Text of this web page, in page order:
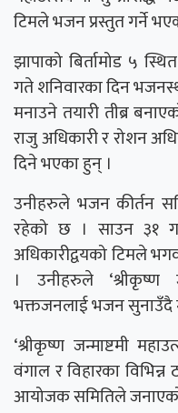
टिमले भजन प्रस्तुत गर्ने
झापाको बिर्तामोड ५
गते शनिवारका दिन
मनाउने तयारी तीब्र
राजु अधिकारी र रोशन
दिने भएका हुन् ।
उनीहरुले भजन कीर्तन
रहेको छ । साउन ३१
अधिकारीद्वयको टिमले
। उनीहरुले ‘श्रीकृष्ण
भक्तजनलाई भजन सुनाउँदै
‘श्रीकृष्ण जन्माष्टमी
वंगाल र विहारका
आयोजक समितिले